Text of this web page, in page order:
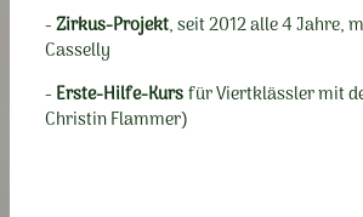
-Zirkus-Projekt, seit 2012 alle 4 Jahre,
Casselly
- Erste-Hilfe-Kursfür Viertklässler mit
Christin Flammer)